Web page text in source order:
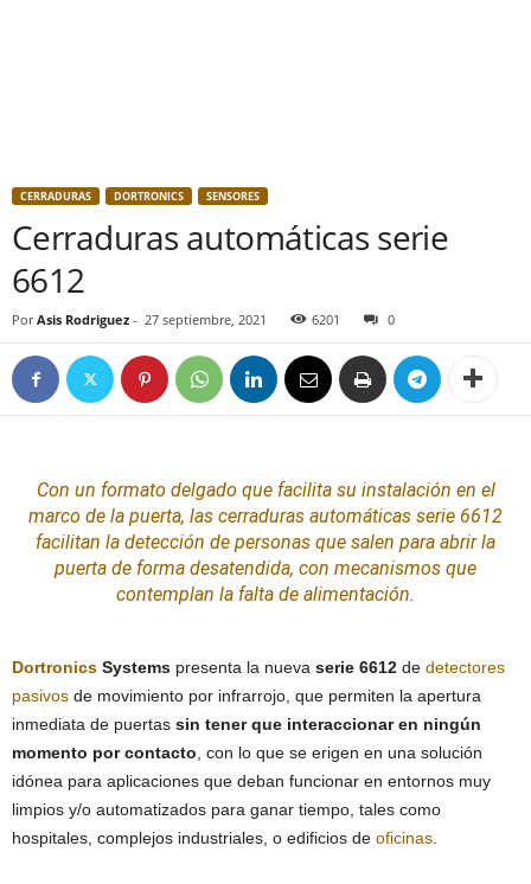
CERRADURAS DORTRONICS SENSORES
Cerraduras automáticas serie
6612
Por Asis Rodriguez - 27 septiembre, 2021 6201 0
Con un formato delgado que facilita su instalación en el
marco de la puerta, las cerraduras automáticas serie 6612
facilitan la detección de personas que salen para abrir la
puerta de forma desatendida, con mecanismos que
contemplan la falta de alimentación.
Dortronics Systems presenta la nueva serie 6612 de detectores
pasivos de movimiento por infrarrojo, que permiten la apertura
inmediata de puertas sin tener que interaccionar en ningún
momento por contacto , con lo que se erigen en una solución
idónea para aplicaciones que deban funcionar en entornos muy
limpios y/o automatizados para ganar tiempo, tales como
hospitales, complejos industriales, o edificios de oficinas